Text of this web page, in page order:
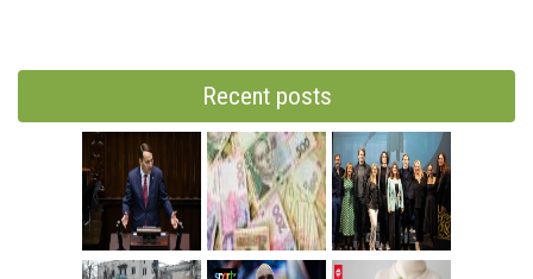
Recent posts